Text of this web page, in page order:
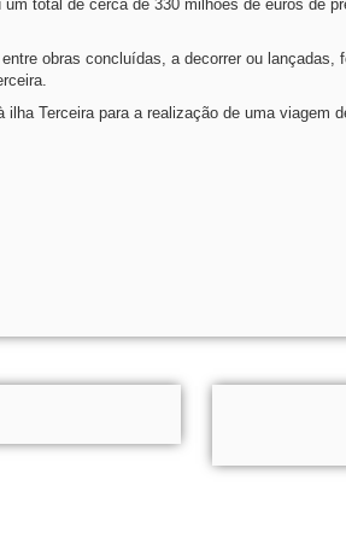
total de cerca de 330 milhões de euros de
obras concluídas, a decorrer ou lançadas,
Terceira para a realização de uma viagem